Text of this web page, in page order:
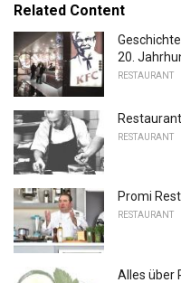
Related Content
20.
RESTAURANT
RESTAURANT
Promi
RESTAURANT
Alles über